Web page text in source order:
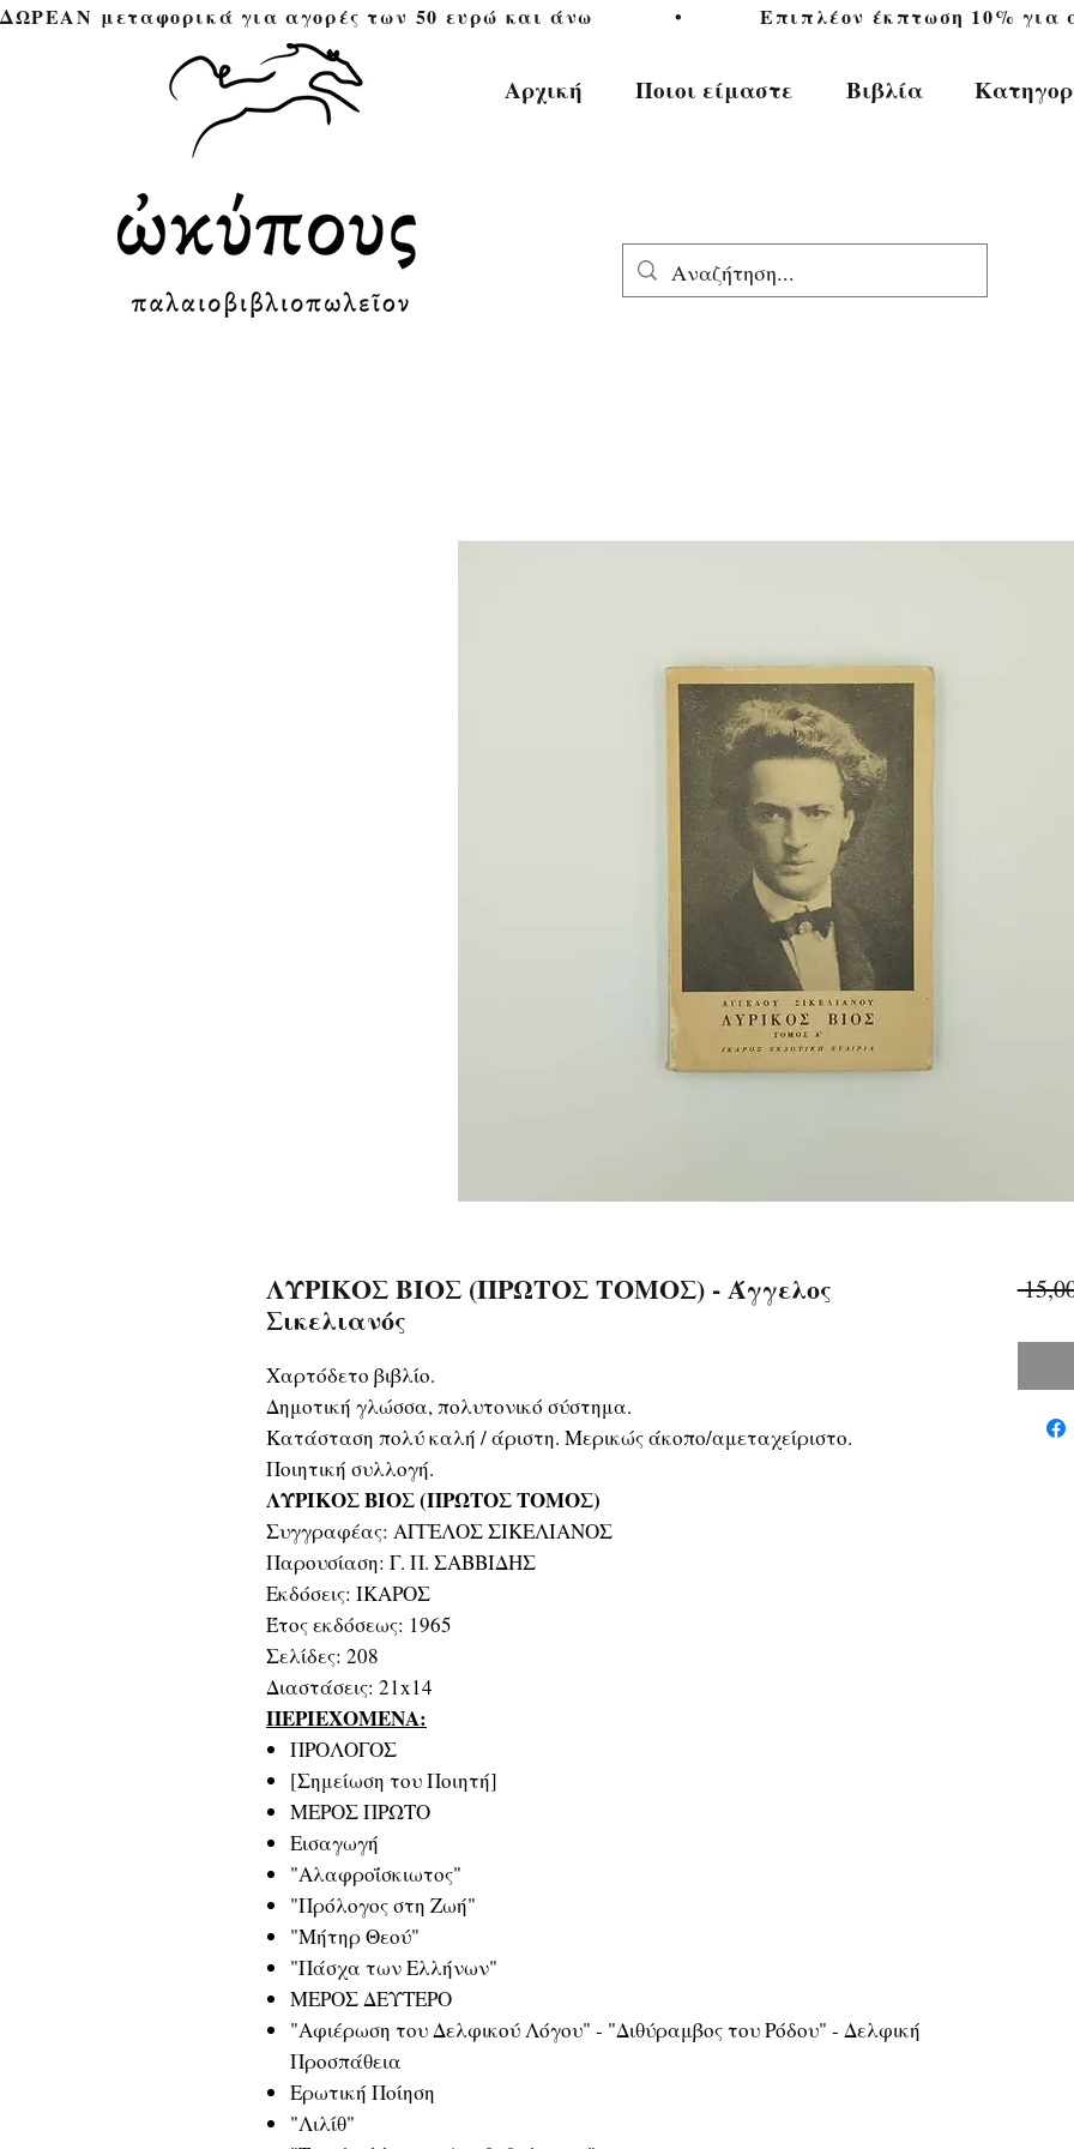
ΔΩΡΕΑΝ μεταφορικά για αγορές των 50 ευρώ και άνω            •           Επιπλέον έκπτωση 10%
Αρχική Ποιοι είμαστε Βιβλία
ΛΥΡΙΚΟΣ ΒΙΟΣ (ΠΡΩΤΟΣ ΤΟΜΟΣ) - Άγγελος
Σικελιανός
Χαρτόδετο βιβλίο.
Δημοτική γλώσσα, πολυτονικό σύστημα.
Κατάσταση πολύ καλή / άριστη. Μερικώς άκοπο/αμεταχείριστο.
Ποιητική συλλογή.
ΛΥΡΙΚΟΣ ΒΙΟΣ (ΠΡΩΤΟΣ ΤΟΜΟΣ)
Συγγραφέας: ΑΓΓΕΛΟΣ ΣΙΚΕΛΙΑΝΟΣ
Παρουσίαση: Γ. Π. ΣΑΒΒΙΔΗΣ
Εκδόσεις: ΙΚΑΡΟΣ
Έτος εκδόσεως: 1965
Σελίδες: 208
Διαστάσεις: 21x14
ΠΕΡΙΕΧΟΜΕΝΑ:
ΠΡΟΛΟΓΟΣ
[Σημείωση του Ποιητή]
ΜΕΡΟΣ ΠΡΩΤΟ
Εισαγωγή
"Αλαφροΐσκιωτος"
"Πρόλογος στη Ζωή"
"Μήτηρ Θεού"
"Πάσχα των Ελλήνων"
ΜΕΡΟΣ ΔΕΥΤΕΡΟ
"Αφιέρωση του Δελφικού Λόγου" - "Διθύραμβος του Ρόδου" - Δελφική
Προσπάθεια
Ερωτική Ποίηση
"Λιλίθ"